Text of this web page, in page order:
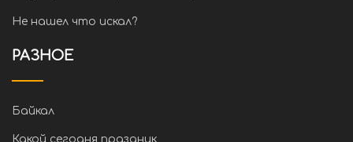
Не нашел что искал?
РАЗНОЕ
Байкал
Какой сегодня праздник